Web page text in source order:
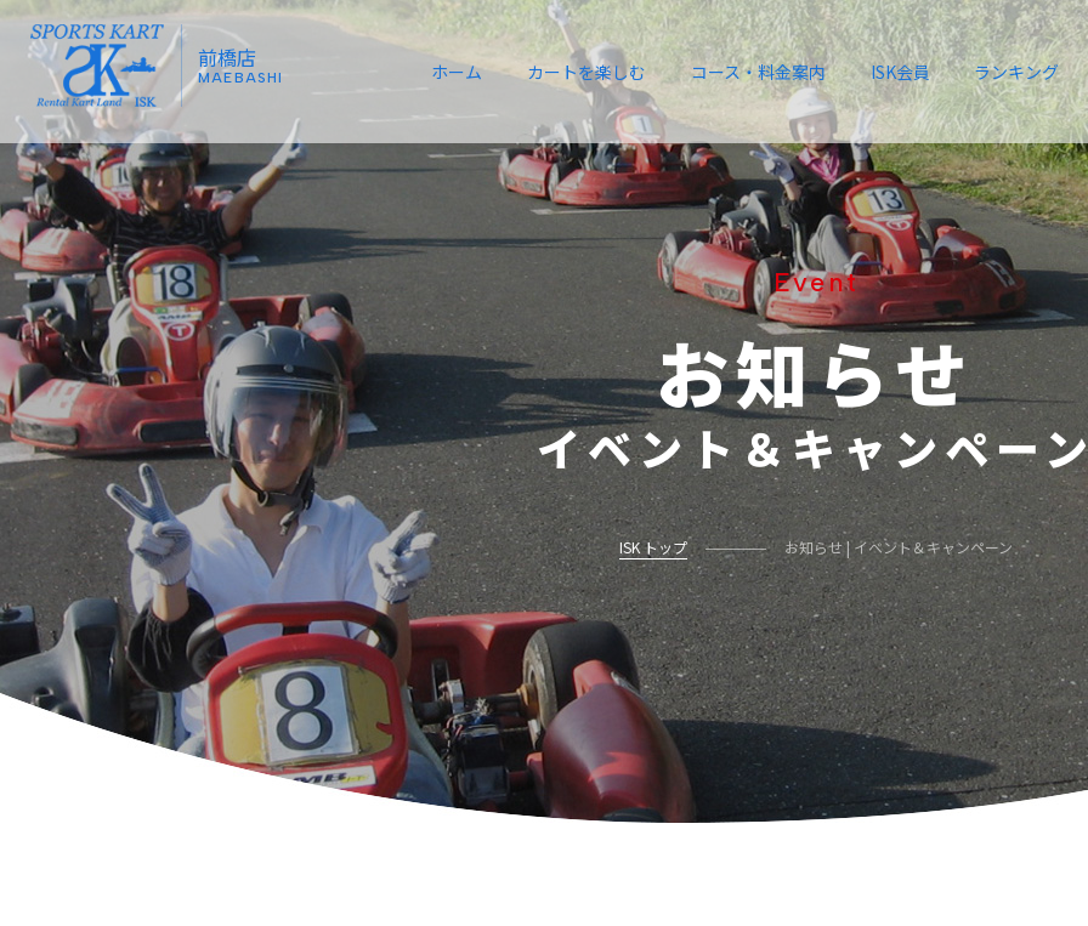
前橋店
MAEBASHI ホーム カートを楽しむ コース・料金案内 ISK会員 ランキング
Event
お知らせ
イベント＆キャンペー
ISK トップ お知らせ | イベント＆キャンペーン